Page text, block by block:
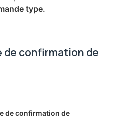
type.
de confirmation de
de confirmation de